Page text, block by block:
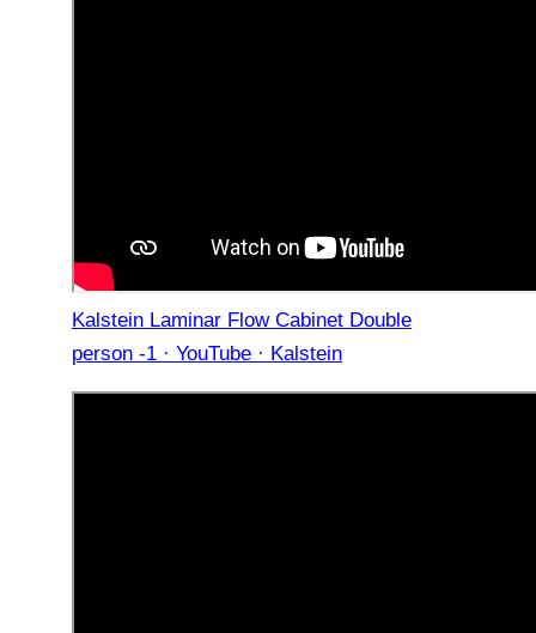
Kalstein Laminar Flow Cabinet Double
person -1 · YouTube · Kalstein